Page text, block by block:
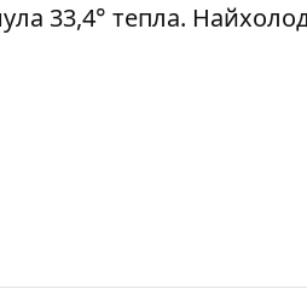
33,4° тепла.